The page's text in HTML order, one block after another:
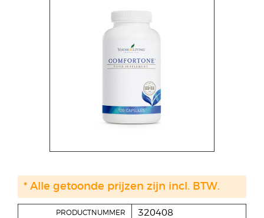
PRODUCTNUMMER 320408
* Alle getoonde prijzen zijn incl. BTW.